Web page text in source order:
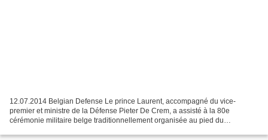
12.07.2014 Belgian Defense Le prince Laurent, accompagné du vice-
premier et ministre de la Défense Pieter De Crem, a assisté à la 80e
cérémonie militaire belge traditionnellement organisée au pied du